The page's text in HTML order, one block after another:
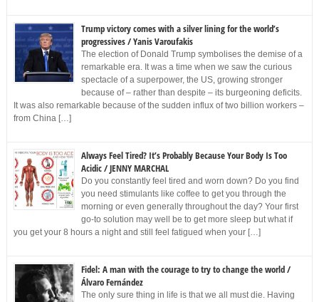
Trump victory comes with a silver lining for the world’s
progressives / Yanis Varoufakis
The election of Donald Trump symbolises the demise of a
remarkable era. It was a time when we saw the curious
spectacle of a superpower, the US, growing stronger
because of – rather than despite – its burgeoning deficits.
It was also remarkable because of the sudden influx of two billion workers –
from China […]
Always Feel Tired? It’s Probably Because Your Body Is Too
Acidic / JENNY MARCHAL
Do you constantly feel tired and worn down? Do you find
you need stimulants like coffee to get you through the
morning or even generally throughout the day? Your first
go-to solution may well be to get more sleep but what if
you get your 8 hours a night and still feel fatigued when your […]
Fidel: A man with the courage to try to change the world /
Álvaro Fernández
The only sure thing in life is that we all must die. Having